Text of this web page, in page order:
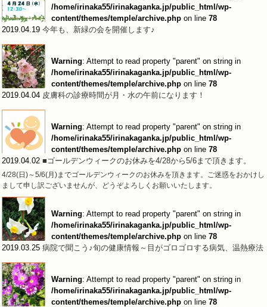
/home/irinaka55/irinakaganka.jp/public_html/wp-
content/themes/temple/archive.php on line 78
2019.04.19 今年も、新緑の会を開催します♪
Warning: Attempt to read property "parent" on string in
/home/irinaka55/irinakaganka.jp/public_html/wp-
content/themes/temple/archive.php on line 78
2019.04.04 皮膚科の診療時間が月・水の午前になります！
Warning: Attempt to read property "parent" on string in
/home/irinaka55/irinakaganka.jp/public_html/wp-
content/themes/temple/archive.php on line 78
2019.04.02 ■ゴールデンウィークのお休みを4/28から5/6まで頂きます。
4/28(日)～5/6(月)までゴールデンウィークのお休みを頂きます。ご迷惑をおかけし
まして申し訳ございませんが、どうぞよろしくお願いいたします。
Warning: Attempt to read property "parent" on string in
/home/irinaka55/irinakaganka.jp/public_html/wp-
content/themes/temple/archive.php on line 78
2019.03.25 病院で聞こう♪旬の健康情報～目がゴロゴロする病気、温熱療法
Warning: Attempt to read property "parent" on string in
/home/irinaka55/irinakaganka.jp/public_html/wp-
content/themes/temple/archive.php on line 78